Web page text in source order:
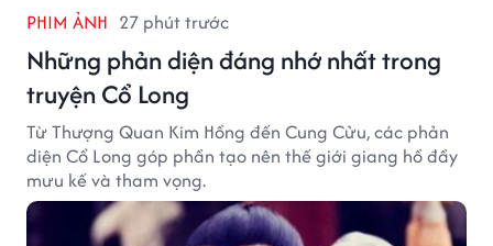
PHIM ẢNH 27 phút trước
Những phản diện đáng nhớ nhất trong
truyện Cổ Long
Từ Thượng Quan Kim Hồng đến Cung Cửu, các phản
diện Cổ Long góp phần tạo nên thế giới giang hồ đầy
mưu kế và tham vọng.